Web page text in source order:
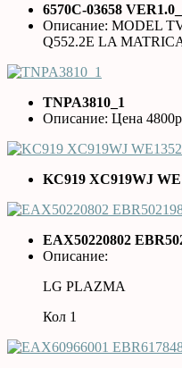
6570C-03658
Описание: MODEL
Q552.2E LA
TNPA3810_1
Описание: Цена 4800р
KC919 XC919WJ
EAX50220802
Описание:
LG PLAZMA
Кол 1